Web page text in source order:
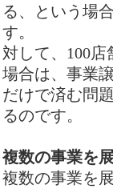
る、という場
す。
対して、100
場合は、事業
だけで済む問
るのです。
複数の事業を
複数の事業を